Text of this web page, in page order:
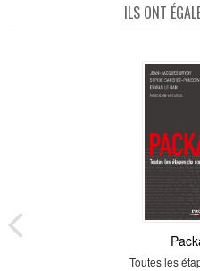
ILS ONT
Toutes les